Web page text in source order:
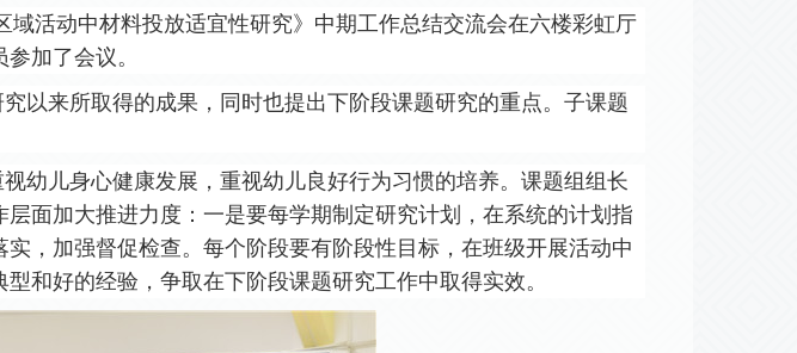
域活动中材料投放适宜性研究》 中期工作总结交流会在六楼彩虹厅
参加了会议。
以来所取得的成果，同时也提出下阶段课题研究的重点。 子课题
幼儿身心健康发展，重视幼儿良好行为习惯的培养。 课题组组长
层面加大推进力度 ： 一是要每学期制定研究计划，在系统的计划指
实，加强督促检查。每个阶段要有阶段性目标，在班级开展活动中
和好的经验， 争取在下阶段课题研究工作中取得实效。